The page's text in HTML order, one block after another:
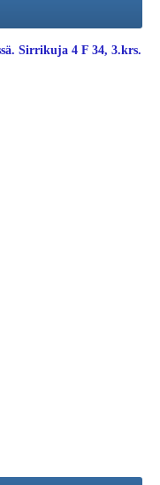
Sirrikuja 4 F 34, 3.krs.